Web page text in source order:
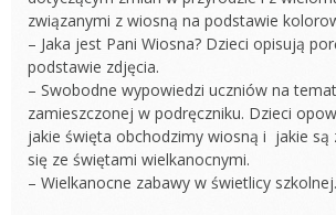
związanymi z wiosną na podstawie
– Jaka jest Pani Wiosna? Dzieci opisują
podstawie zdjęcia.
– Swobodne wypowiedzi uczniów na
zamieszczonej w podręczniku. Dzieci
jakie święta obchodzimy wiosną i jakie są
się ze świętami wielkanocnymi.
– Wielkanocne zabawy w świetlicy szkolnej.